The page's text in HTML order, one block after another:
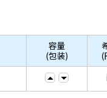
容量
(包装)
(